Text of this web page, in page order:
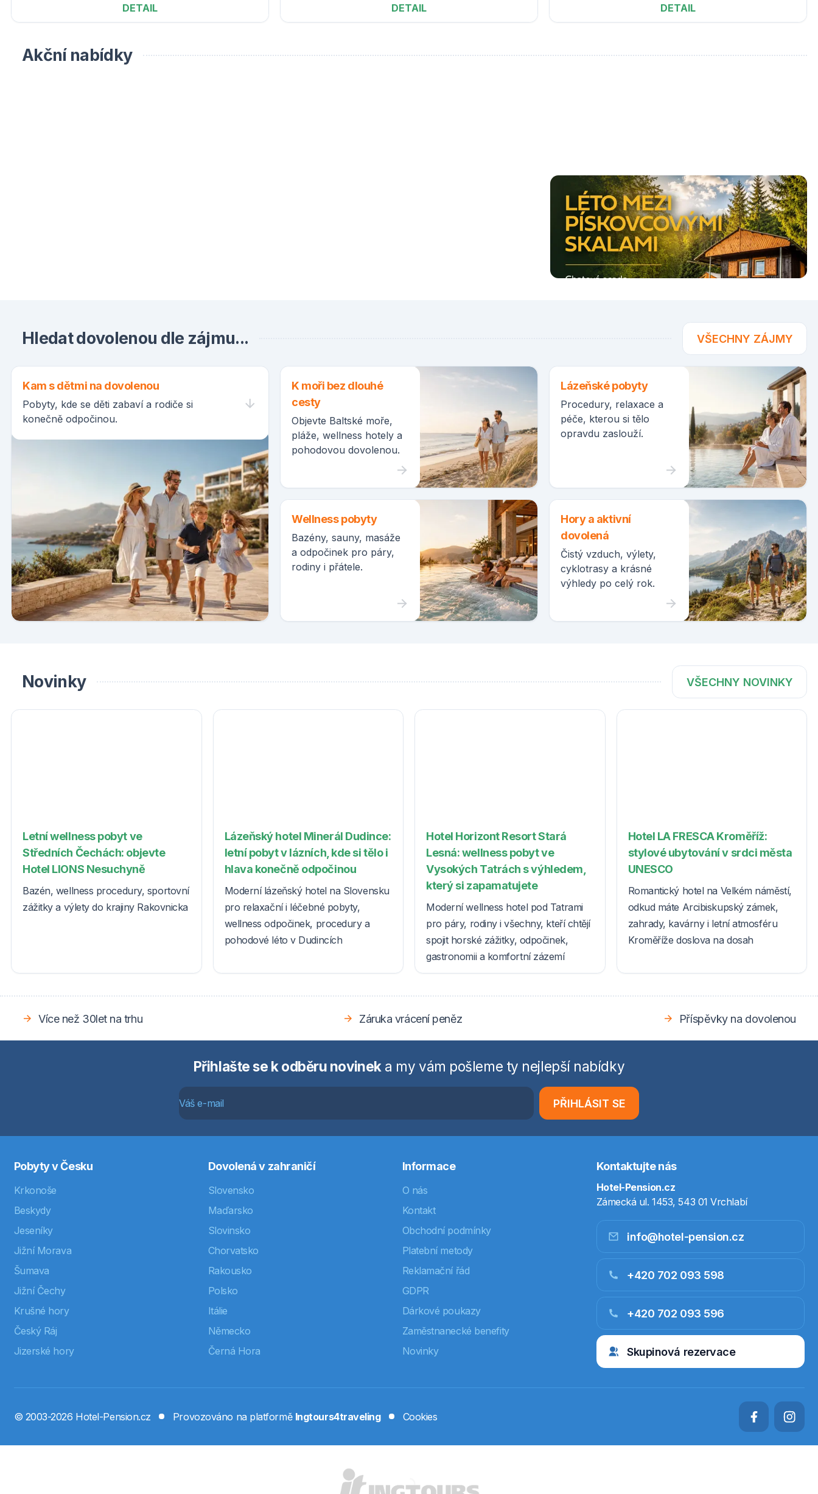
DETAIL DETAIL DETAIL
Akční nabídky
Hledat dovolenou dle zájmu... VŠECHNY ZÁJMY
Kam s dětmi na dovolenou
Pobyty, kde se děti zabaví a rodiče si
konečně odpočinou.
K moři bez dlouhé
cesty
Objevte Baltské moře,
pláže, wellness hotely a
pohodovou dovolenou.
Lázeňské pobyty
Procedury, relaxace a
péče, kterou si tělo
opravdu zaslouží.
Wellness pobyty
Bazény, sauny, masáže
a odpočinek pro páry,
rodiny i přátele.
Hory a aktivní
dovolená
Čistý vzduch, výlety,
cyklotrasy a krásné
výhledy po celý rok.
Novinky VŠECHNY NOVINKY
Letní wellness pobyt ve
Středních Čechách: objevte
Hotel LIONS Nesuchyně
Bazén, wellness procedury, sportovní
zážitky a výlety do krajiny Rakovnicka
Lázeňský hotel Minerál Dudince:
letní pobyt v lázních, kde si tělo i
hlava konečně odpočinou
Moderní lázeňský hotel na Slovensku
pro relaxační i léčebné pobyty,
wellness odpočinek, procedury a
pohodové léto v Dudincích
Hotel Horizont Resort Stará
Lesná: wellness pobyt ve
Vysokých Tatrách s výhledem,
který si zapamatujete
Moderní wellness hotel pod Tatrami
pro páry, rodiny i všechny, kteří chtějí
spojit horské zážitky, odpočinek,
gastronomii a komfortní zázemí
Hotel LA FRESCA Kroměříž:
stylové ubytování v srdci města
UNESCO
Romantický hotel na Velkém náměstí,
odkud máte Arcibiskupský zámek,
zahrady, kavárny i letní atmosféru
Kroměříže doslova na dosah
Více než 30let na trhu Záruka vrácení peněz Příspěvky na dovolenou
Přihlašte se k odběru novinek a my vám pošleme ty nejlepší nabídky
PŘIHLÁSIT SE
Pobyty v Česku
Krkonoše
Beskydy
Jeseníky
Jižní Morava
Šumava
Jižní Čechy
Krušné hory
Český Ráj
Jizerské hory
Dovolená v zahraničí
Slovensko
Maďarsko
Slovinsko
Chorvatsko
Rakousko
Polsko
Itálie
Německo
Černá Hora
Informace
O nás
Kontakt
Obchodní podmínky
Platební metody
Reklamační řád
GDPR
Dárkové poukazy
Zaměstnanecké benefity
Novinky
Kontaktujte nás
Hotel-Pension.cz
Zámecká ul. 1453, 543 01 Vrchlabí
info@hotel-pension.cz
+420 702 093 598
+420 702 093 596
Skupinová rezervace
© 2003-2026 Hotel-Pension.cz Provozováno na platformě Ingtours4traveling Cookies